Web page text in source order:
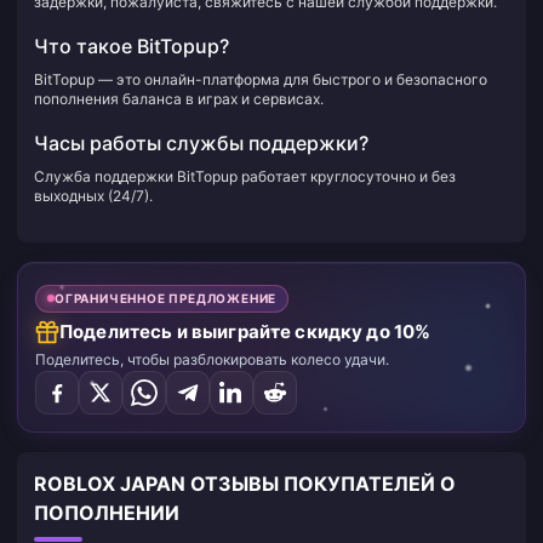
Что такое BitTopup?
BitTopup — это онлайн-платформа для быстрого и безопасного
пополнения баланса в играх и сервисах.
Часы работы службы поддержки?
Служба поддержки BitTopup работает круглосуточно и без
выходных (24/7).
ОГРАНИЧЕННОЕ ПРЕДЛОЖЕНИЕ
Поделитесь и выиграйте скидку до 10%
Поделитесь, чтобы разблокировать колесо удачи.
ROBLOX JAPAN ОТЗЫВЫ ПОКУПАТЕЛЕЙ О
ПОПОЛНЕНИИ